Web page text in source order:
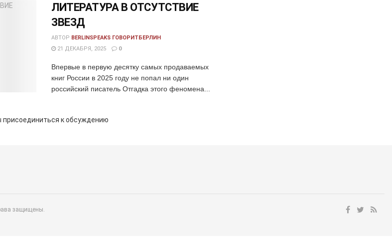
ЛИТЕРАТУРА В ОТСУТСТВИЕ
ЗВЕЗД
АВТОР BERLINSPEAKS ГОВОРИТБЕРЛИН
21 ДЕКАБРЯ, 2025
0
Впервые в первую десятку самых продаваемых
книг России в 2025 году не попал ни один
российский писатель Отгадка этого феномена...
присоединиться к обсуждению
защищены.